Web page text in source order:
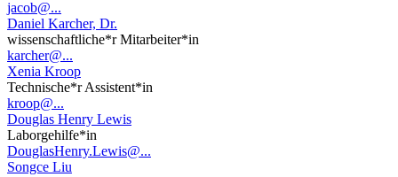
jacob@...
Daniel Karcher, Dr.
wissenschaftliche*r Mitarbeiter*in
karcher@...
Xenia Kroop
Technische*r Assistent*in
kroop@...
Douglas Henry Lewis
Laborgehilfe*in
DouglasHenry.Lewis@...
Songce Liu